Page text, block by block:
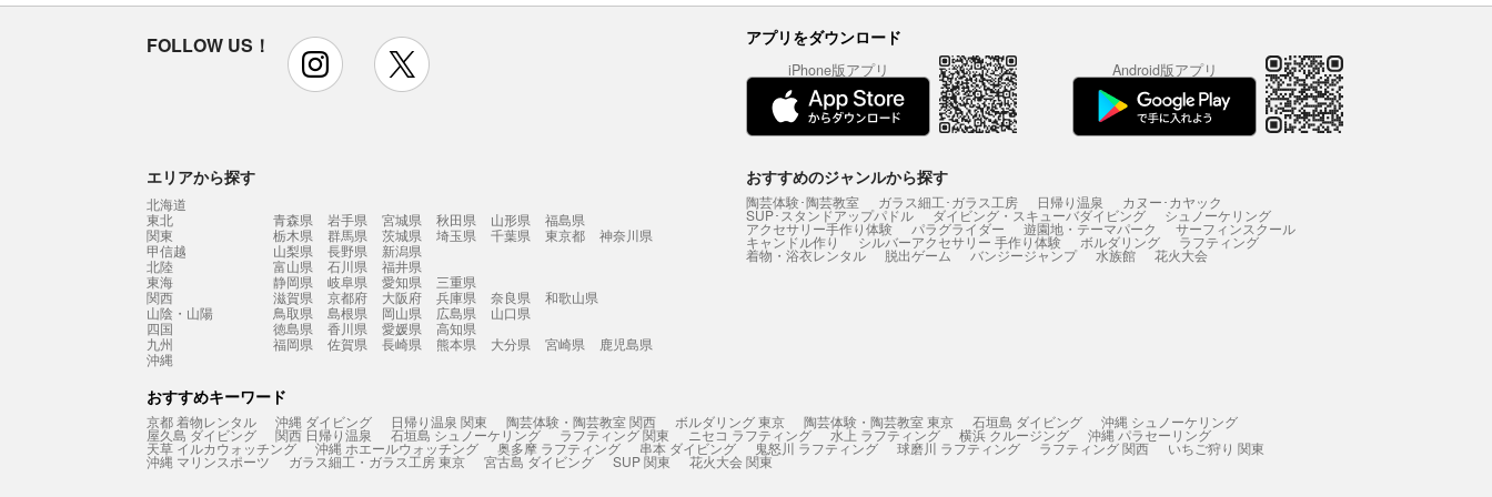
FOLLOW US！ instagram アプリをダウンロード
iPhone版アプリ Android版アプリ
エリアから探す
北海道
東北
青森県 岩手県 宮城県 秋田県 山形県
福島県
関東
栃木県 群馬県 茨城県 埼玉県 千葉県 東京都
神奈川県
甲信越
山梨県 長野県
新潟県
北陸
富山県 石川県
福井県
東海
静岡県 岐阜県 愛知県
三重県
関西
滋賀県 京都府 大阪府 兵庫県 奈良県
和歌山県
山陰・山陽
鳥取県 島根県 岡山県 広島県
山口県
四国
徳島県 香川県 愛媛県
高知県
九州
福岡県 佐賀県 長崎県 熊本県 大分県 宮崎県
鹿児島県
沖縄
おすすめのジャンルから探す
陶芸体験･陶芸教室 ガラス細工･ガラス工房 日帰り温泉 カヌー･カヤック
SUP･スタンドアップパドル ダイビング・スキューバダイビング シュノーケリング
アクセサリー手作り体験 パラグライダー 遊園地・テーマパーク サーフィンスクール
キャンドル作り シルバーアクセサリー 手作り体験 ボルダリング ラフティング
着物・浴衣レンタル 脱出ゲーム バンジージャンプ 水族館 花火大会
おすすめキーワード
京都 着物レンタル 沖縄 ダイビング 日帰り温泉 関東 陶芸体験・陶芸教室 関西 ボルダリング 東京 陶芸体験・陶芸教室 東京 石垣島 ダイビング 沖縄 シュノーケリング
屋久島 ダイビング 関西 日帰り温泉 石垣島 シュノーケリング ラフティング 関東 ニセコ ラフティング 水上 ラフティング 横浜 クルージング 沖縄 パラセーリング
天草 イルカウォッチング 沖縄 ホエールウォッチング 奥多摩 ラフティング 串本 ダイビング 鬼怒川 ラフティング 球磨川 ラフティング ラフティング 関西 いちご狩り 関東
沖縄 マリンスポーツ ガラス細工・ガラス工房 東京 宮古島 ダイビング SUP 関東 花火大会 関東